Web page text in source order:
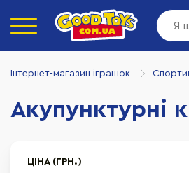
Інтернет-магазин іграшок
Акупунктурні
ЦІНА (ГРН.)